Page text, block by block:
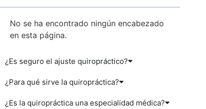
No se ha encontrado ningún encabezado
en esta página.
¿Es seguro el ajuste quiropráctico?
¿Para qué sirve la quiropráctica?
¿Es la quiropráctica una especialidad médica?